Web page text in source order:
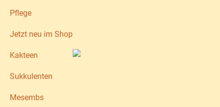
Pflege
Jetzt neu im Shop
Kakteen
Sukkulenten
Mesembs